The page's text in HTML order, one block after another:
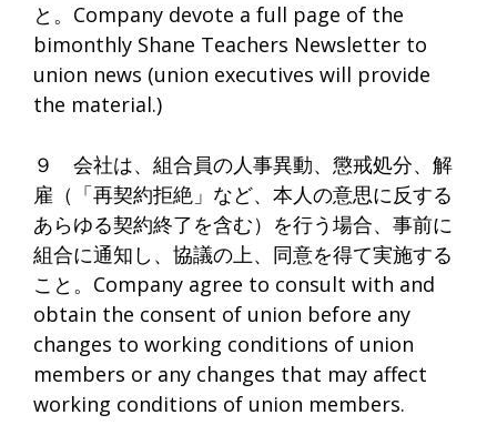
と。Company devote a full page of the
bimonthly Shane Teachers Newsletter to
union news (union executives will provide
the material.)
９ 会社は、組合員の人事異動、懲戒処分、解
雇（「再契約拒絶」など、本人の意思に反する
あらゆる契約終了を含む）を行う場合、事前に
組合に通知し、協議の上、同意を得て実施する
こと。Company agree to consult with and
obtain the consent of union before any
changes to working conditions of union
members or any changes that may affect
working conditions of union members.